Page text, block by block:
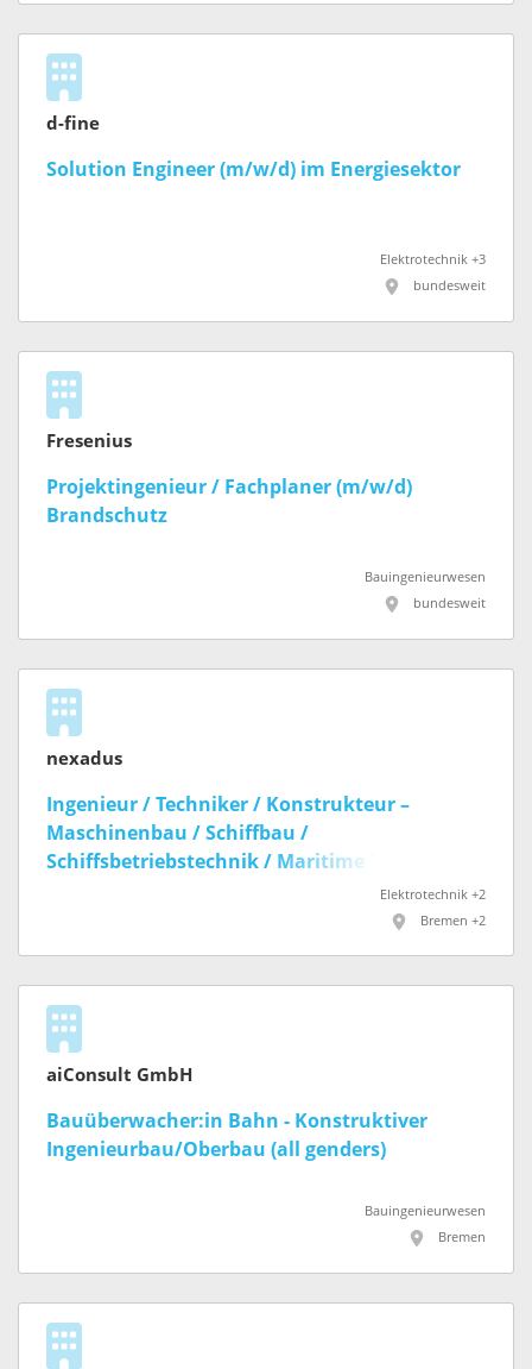
d-fine
Solution Engineer (m/w/d) im Energiesektor
Elektrotechnik +3
bundesweit
Fresenius
Projektingenieur / Fachplaner (m/w/d)
Brandschutz
Bauingenieurwesen
bundesweit
nexadus
Ingenieur / Techniker / Konstrukteur –
Maschinenbau / Schiffbau /
Schiffsbetriebstechnik / Maritime Technik, all
Elektrotechnik +2
Bremen +2
aiConsult GmbH
Bauüberwacher:in Bahn - Konstruktiver
Ingenieurbau/Oberbau (all genders)
Bauingenieurwesen
Bremen